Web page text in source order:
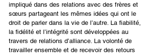
impliqué dans des relations avec des frères et
sœurs partageant les mêmes idées qui ont le
droit de parler dans la vie de l’autre. La fiabilité,
la fidélité et l’intégrité sont développées au
travers de relations d’alliance. La volonté de
travailler ensemble et de recevoir des retours